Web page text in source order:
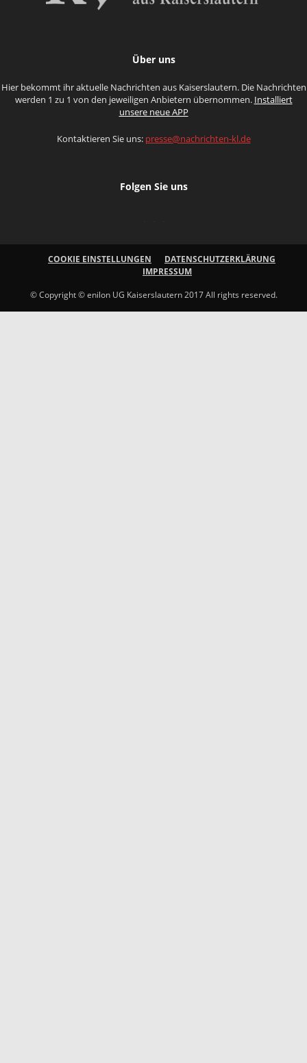
Über uns
Hier bekommt ihr aktuelle Nachrichten aus Kaiserslautern. Die Nachrichten
werden 1 zu 1 von den jeweiligen Anbietern übernommen. Installiert
unsere neue APP
Kontaktieren Sie uns: presse@nachrichten-kl.de
Folgen Sie uns
COOKIE EINSTELLUNGEN
DATENSCHUTZERKLÄRUNG
IMPRESSUM
© Copyright © enilon UG Kaiserslautern 2017 All rights reserved.